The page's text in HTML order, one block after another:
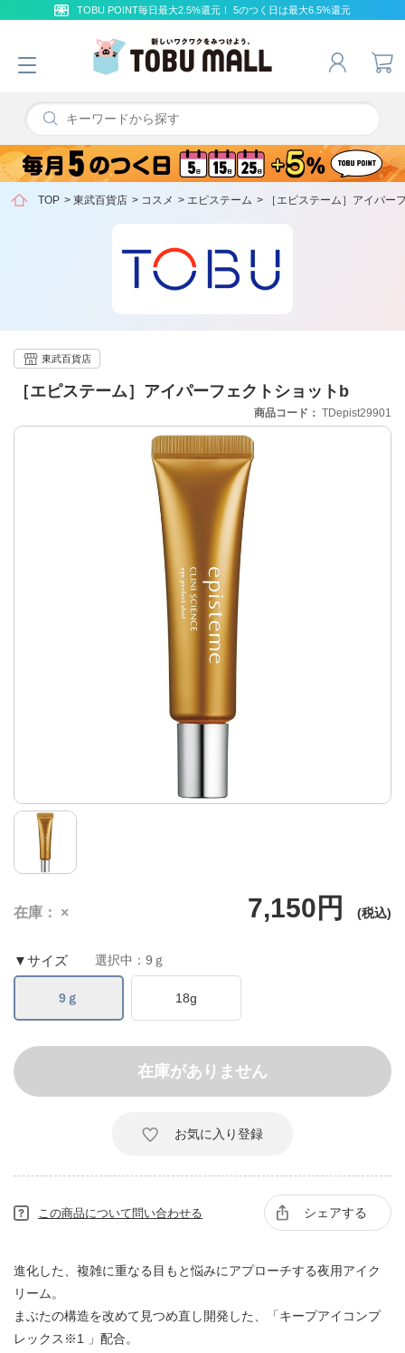
TOBU POINT毎日最大2.5%還元！ 5のつく日は最大6.5%還元
TOP > 東武百貨店 > コスメ > エピステーム > ［エピステーム］アイパー
［エピステーム］アイパーフェクトショットb
東武百貨店
在庫 × 7,150円
商品コード TDepist29901
▼サイズ 選択中：9ｇ
9ｇ 18g
お気に入り登録
在庫がありません
この商品について問い合わせる シェアする
進化した、複雑に重なる目もと悩みにアプローチする夜用アイク
リーム。
まぶたの構造を改めて見つめ直し開発した、「キープアイコンプ
レックス※1 」配合。